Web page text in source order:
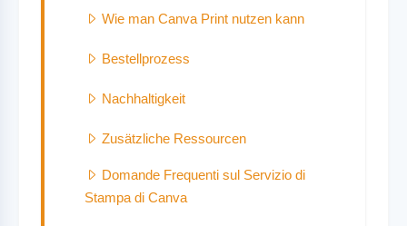
Wie man Canva Print nutzen kann
Bestellprozess
Nachhaltigkeit
Zusätzliche Ressourcen
Domande Frequenti sul Servizio di
Stampa di Canva